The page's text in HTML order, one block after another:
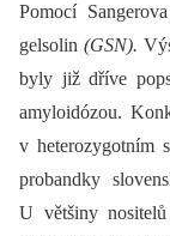
Pomocí
gelsolin (GSN).
byly již dříve
amyloidózou.
v heterozygotním
probandky
U většiny